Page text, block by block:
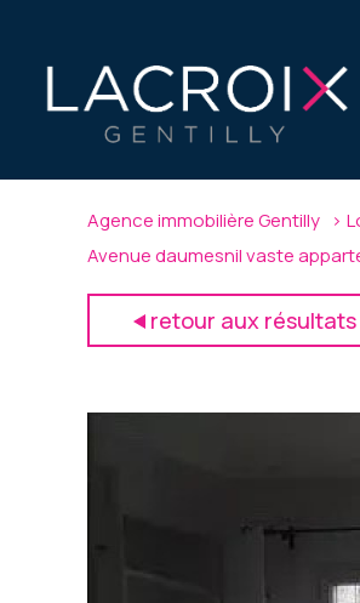
Agence immobilière Gentilly
Avenue daumesnil vaste
retour aux résultats